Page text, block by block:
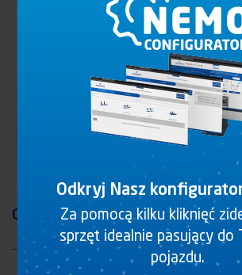
Trójpozycyjna płyta wsporcza do ucha
Odkryj Nasz
Za pomocą kilku kliknięć
sprzęt idealnie pasujący do
pojazdu.